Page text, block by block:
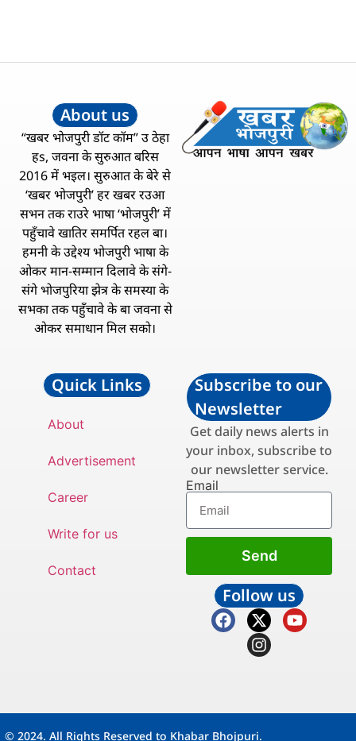
About us
“खबर भोजपुरी डॉट कॉम” उ ठेहा
हs, जवना के सुरुआत बरिस
2016 में भइल। सुरुआत के बेरे से
‘खबर भोजपुरी’ हर खबर रउआ
सभन तक राउरे भाषा ‘भोजपुरी’ में
पहुँचावे खातिर समर्पित रहल बा।
हमनी के उद्देश्य भोजपुरी भाषा के
ओकर मान-सम्मान दिलावे के संगे-
संगे भोजपुरिया झेत्र के समस्या के
सभका तक पहुँचावे के बा जवना से
ओकर समाधान मिल सको।
Quick Links
About
Advertisement
Career
Write for us
Contact
Subscribe to our
Newsletter
Get daily news alerts in
your inbox, subscribe to
our newsletter service.
Email
Send
Follow us
© 2024. All Rights Reserved to Khabar Bhojpuri.